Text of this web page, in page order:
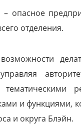
– опасное
отделения.
и функциями,
и округа Блэйн.